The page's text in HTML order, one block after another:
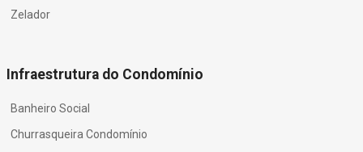
Zelador
Infraestrutura do Condomínio
Banheiro Social
Churrasqueira Condomínio